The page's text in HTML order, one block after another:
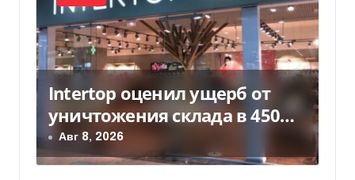
я
м
Intertop оценил ущерб от
уничтожения склада в 450
млн грн
Авг 8, 2026